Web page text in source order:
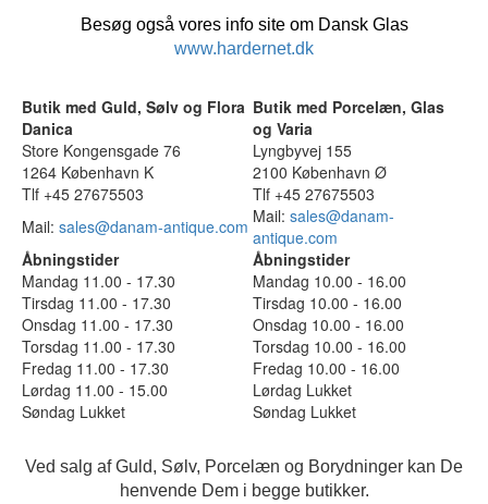
Besøg også vores info site om Dansk Glas
www.hardernet.dk
Butik med Guld, Sølv og Flora
Danica
Butik med Porcelæn, Glas
og Varia
Store Kongensgade 76
Lyngbyvej 155
1264 København K
2100 København Ø
Tlf +45 27675503
Tlf +45 27675503
Mail: sales@danam-antique.com Mail: sales@danam-
antique.com
Åbningstider
Åbningstider
Mandag 11.00 - 17.30
Mandag 10.00 - 16.00
Tirsdag 11.00 - 17.30
Tirsdag 10.00 - 16.00
Onsdag 11.00 - 17.30
Onsdag 10.00 - 16.00
Torsdag 11.00 - 17.30
Torsdag 10.00 - 16.00
Fredag 11.00 - 17.30
Fredag 10.00 - 16.00
Lørdag 11.00 - 15.00
Lørdag Lukket
Søndag Lukket
Søndag Lukket
Ved salg af Guld, Sølv, Porcelæn og Borydninger kan De
henvende Dem i begge butikker.